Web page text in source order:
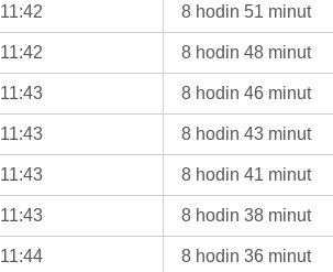
11:42 8 hodin 51 minut
11:42 8 hodin 48 minut
11:43 8 hodin 46 minut
11:43 8 hodin 43 minut
11:43 8 hodin 41 minut
11:43 8 hodin 38 minut
11:44 8 hodin 36 minut